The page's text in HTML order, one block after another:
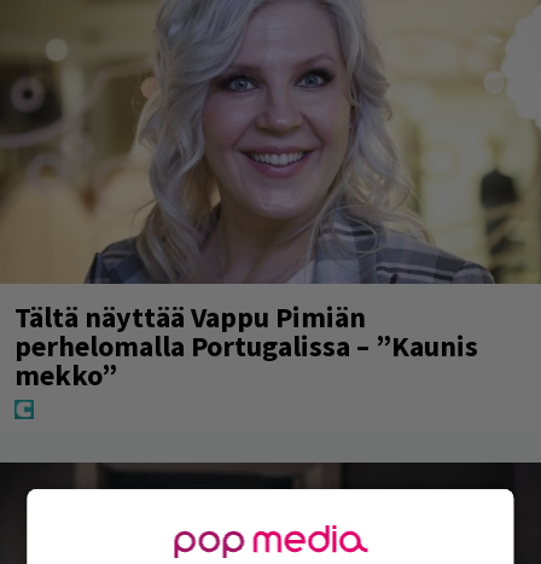
Tältä näyttää Vappu Pimiän
perhelomalla Portugalissa – ”Kaunis
mekko”